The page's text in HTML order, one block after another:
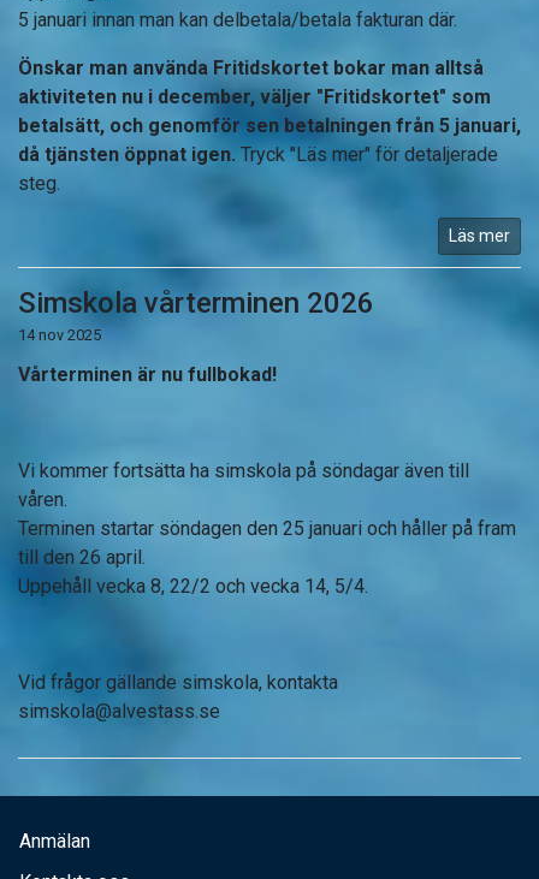
5 januari innan man kan delbetala/betala fakturan där.
Önskar man använda Fritidskortet bokar man alltså
aktiviteten nu i december, väljer "Fritidskortet" som
betalsätt, och genomför sen betalningen från 5 januari,
då tjänsten öppnat igen. Tryck "Läs mer" för detaljerade
steg.
Läs mer
Simskola vårterminen 2026
14 nov 2025
Vårterminen är nu fullbokad!
Vi kommer fortsätta ha simskola på söndagar även till
våren.
Terminen startar söndagen den 25 januari och håller på fram
till den 26 april.
Uppehåll vecka 8, 22/2 och vecka 14, 5/4.
Vid frågor gällande simskola, kontakta
simskola@alvestass.se
Anmälan